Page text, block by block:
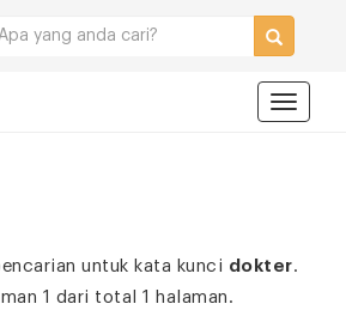
untuk kata kunci dokter.
1 dari total 1 halaman.